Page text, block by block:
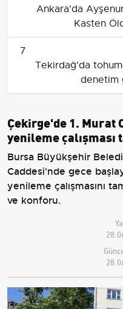
Ankara'da
Kasten
7
Tekirdağ'da
denetim
Çekirge'de 1. Murat
yenileme çalışması
Bursa Büyükşehir
Caddesi'nde gece
yenileme çalışmasını
ve konforu.